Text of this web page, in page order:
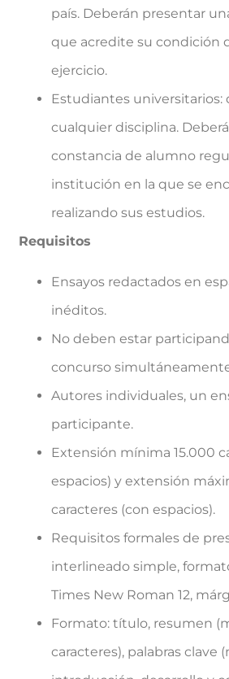
país. Deberán presentar
que acredite su condición
ejercicio.
Estudiantes universitarios:
cualquier disciplina.
constancia de alumno
institución en la que se
realizando sus estudios.
Requisitos
Ensayos redactados en
inéditos.
No deben estar
concurso
Autores individuales, un
participante.
Extensión mínima 15.000
espacios) y extensión
caracteres (con espacios).
Requisitos formales de
interlineado simple,
Times New Roman 12,
Formato: título, resumen
caracteres), palabras clave